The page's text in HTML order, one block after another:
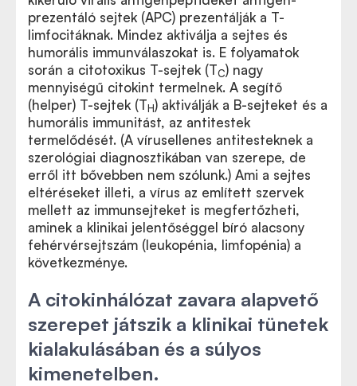
prezentáló sejtek (APC) prezentálják a T-
limfocitáknak. Mindez aktiválja a sejtes és
humorális immunválaszokat is. E folyamatok
során a citotoxikus T-sejtek (TC) nagy
mennyiségű citokint termelnek. A segítő
(helper) T-sejtek (TH) aktiválják a B-sejteket és a
humorális immunitást, az antitestek
termelődését. (A vírusellenes antitesteknek a
szerológiai diagnosztikában van szerepe, de
erről itt bővebben nem szólunk.) Ami a sejtes
eltéréseket illeti, a vírus az említett szervek
mellett az immunsejteket is megfertőzheti,
aminek a klinikai jelentőséggel bíró alacsony
fehérvérsejtszám (leukopénia, limfopénia) a
következménye.
A citokinhálózat zavara alapvető
szerepet játszik a klinikai tünetek
kialakulásában és a súlyos
kimenetelben.